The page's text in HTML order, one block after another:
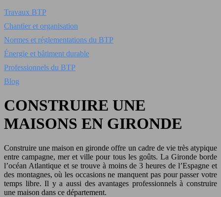
Travaux BTP
Chantier et organisation
Normes et réglementations du BTP
Énergie et bâtiment durable
Professionnels du BTP
Blog
CONSTRUIRE UNE
MAISONS EN GIRONDE
Construire une maison en gironde offre un cadre de vie très atypique
entre campagne, mer et ville pour tous les goûts. La Gironde borde
l’océan Atlantique et se trouve à moins de 3 heures de l’Espagne et
des montagnes, où les occasions ne manquent pas pour passer votre
temps libre. Il y a aussi des avantages professionnels à construire
une maison dans ce département.